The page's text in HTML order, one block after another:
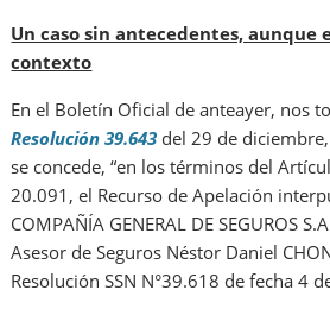
Un caso sin antecedentes, aunque
contexto
En el Boletín Oficial de anteayer, nos
Resolución 39.643 del 29 de
se concede, “en los términos del
20.091, el Recurso de Apelación
COMPAÑÍA GENERAL DE SEGUROS
Asesor de Seguros Néstor Daniel
Resolución SSN N°39.618 de fecha 4